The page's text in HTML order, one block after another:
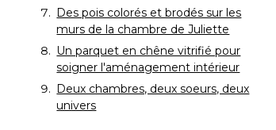
Des pois colorés et brodés sur les
murs de la chambre de Juliette
Un parquet en chêne vitrifié pour
soigner l'aménagement intérieur
Deux chambres, deux soeurs, deux
univers